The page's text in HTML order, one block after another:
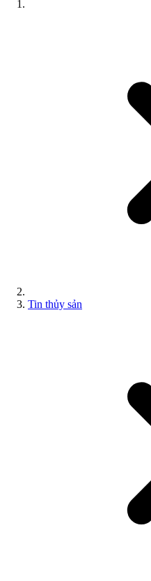
Tin thủy sản